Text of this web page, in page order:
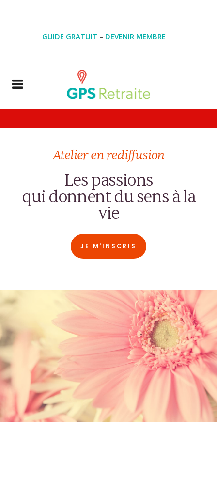
GUIDE GRATUIT – DEVENIR MEMBRE
Atelier en rediffusion
Les passions
qui donnent du sens à la
vie
JE M'INSCRIS